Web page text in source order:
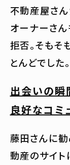
不動産屋さん
オーナーさ
拒否。そもそ
とんどでした。
出会いの瞬
良好なコミ
藤田さんに勧
動産のサイ